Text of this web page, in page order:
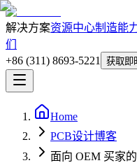
解决方案资源中心制造能
们
+86 (311) 8693-5221
获取即
Home
PCB设计博客
面向 OEM 买家